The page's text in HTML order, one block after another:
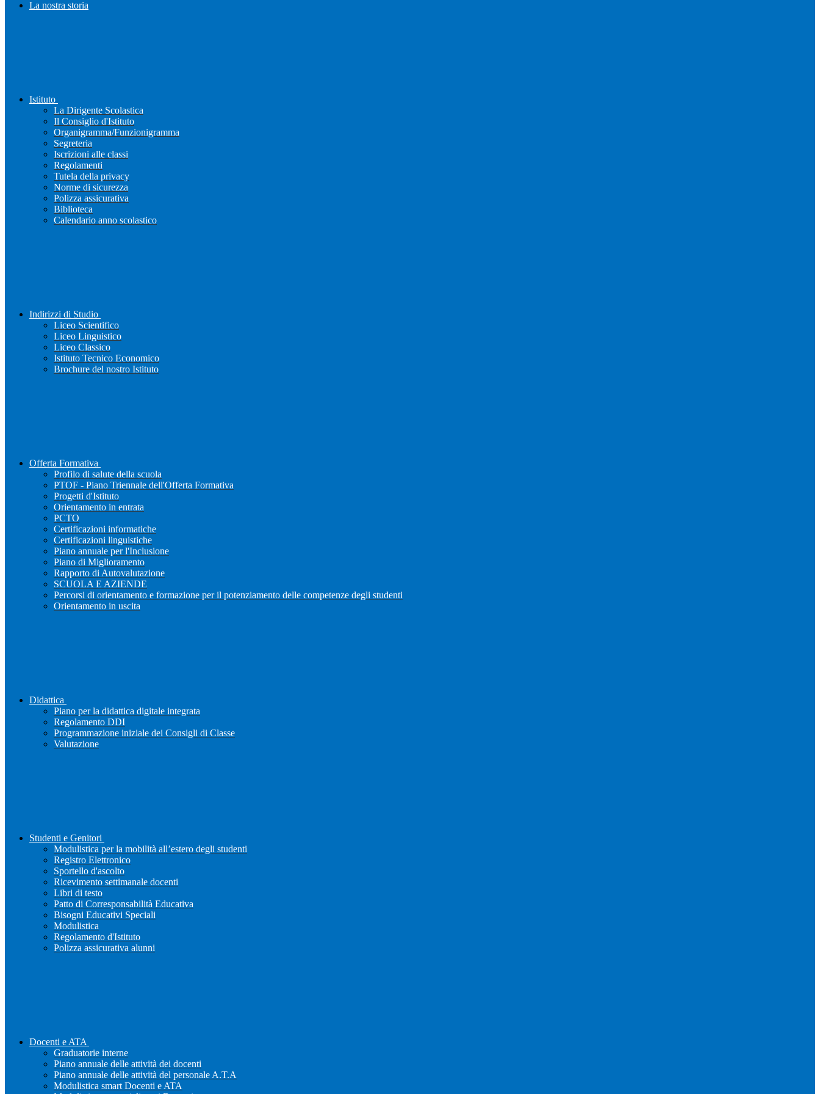
La nostra storia
Istituto
La Dirigente Scolastica
Il Consiglio d'Istituto
Organigramma/Funzionigramma
Segreteria
Iscrizioni alle classi
Regolamenti
Tutela della privacy
Norme di sicurezza
Polizza assicurativa
Biblioteca
Calendario anno scolastico
Indirizzi di Studio
Liceo Scientifico
Liceo Linguistico
Liceo Classico
Istituto Tecnico Economico
Brochure del nostro Istituto
Offerta Formativa
Profilo di salute della scuola
PTOF - Piano Triennale dell'Offerta Formativa
Progetti d'Istituto
Orientamento in entrata
PCTO
Certificazioni informatiche
Certificazioni linguistiche
Piano annuale per l'Inclusione
Piano di Miglioramento
Rapporto di Autovalutazione
SCUOLA E AZIENDE
Percorsi di orientamento e formazione per il potenziamento delle competenze degli studenti
Orientamento in uscita
Didattica
Piano per la didattica digitale integrata
Regolamento DDI
Programmazione iniziale dei Consigli di Classe
Valutazione
Studenti e Genitori
Modulistica per la mobilità all’estero degli studenti
Registro Elettronico
Sportello d'ascolto
Ricevimento settimanale docenti
Libri di testo
Patto di Corresponsabilità Educativa
Bisogni Educativi Speciali
Modulistica
Regolamento d'Istituto
Polizza assicurativa alunni
Docenti e ATA
Graduatorie interne
Piano annuale delle attività dei docenti
Piano annuale delle attività del personale A.T.A
Modulistica smart Docenti e ATA